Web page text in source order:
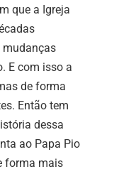
que a Igreja
mudanças
E com isso a
de forma
Então tem
dessa
ao Papa Pio
forma mais